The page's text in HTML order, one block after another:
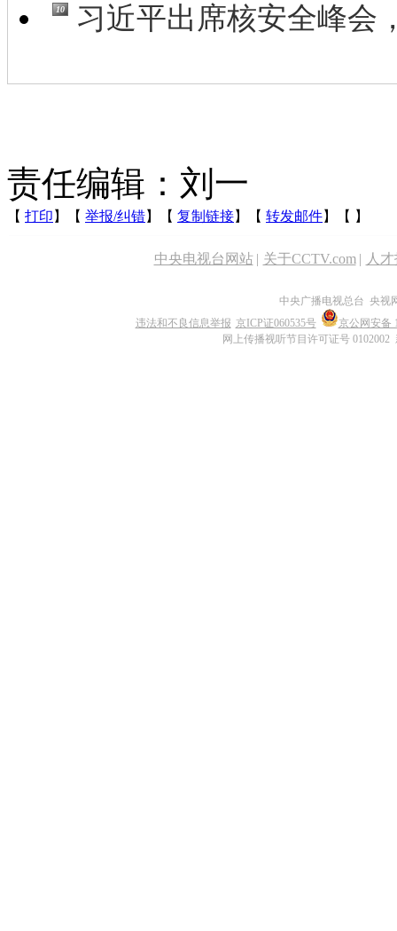
10 习近平出席核安全峰会
责任编辑：刘一
【 打印 】【 举报/纠错】【 复制链接】【 转发邮件】【 】
中央电视台网站 | 关于CCTV.com | 人
中央广播电视总台 央视
违法和不良信息举报 京ICP证060535号
京公网安备
网上传播视听节目许可证号 0102002